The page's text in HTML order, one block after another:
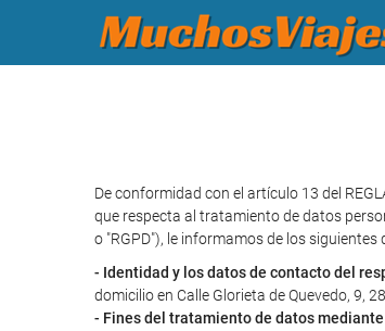
De conformidad con el artículo 13 del
que respecta al tratamiento de datos
o "RGPD"), le informamos de los siguientes
- Identidad y los datos de contacto del
domicilio en Calle Glorieta de Quevedo, 9,
- Fines del tratamiento de datos